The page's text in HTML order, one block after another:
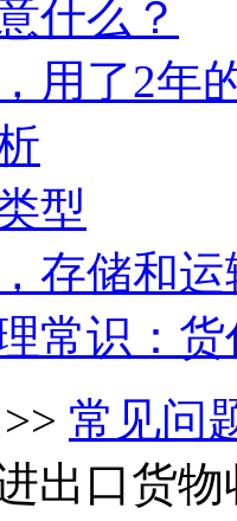
什么？
用了2年
型
存储和运
常识：
>> 常见问
出口货